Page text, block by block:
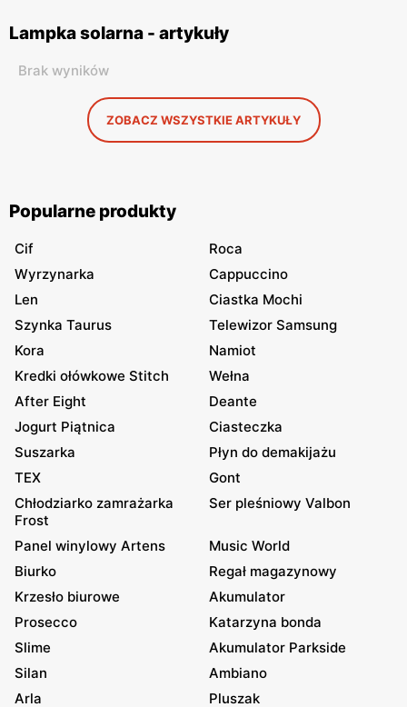
Lampka solarna - artykuły
Brak wyników
ZOBACZ WSZYSTKIE ARTYKUŁY
Popularne produkty
Cif
Roca
Wyrzynarka
Cappuccino
Len
Ciastka Mochi
Szynka Taurus
Telewizor Samsung
Kora
Namiot
Kredki ołówkowe Stitch
Wełna
After Eight
Deante
Jogurt Piątnica
Ciasteczka
Suszarka
Płyn do demakijażu
TEX
Gont
Chłodziarko zamrażarka
Frost
Ser pleśniowy Valbon
Panel winylowy Artens
Music World
Biurko
Regał magazynowy
Krzesło biurowe
Akumulator
Prosecco
Katarzyna bonda
Slime
Akumulator Parkside
Silan
Ambiano
Arla
Pluszak